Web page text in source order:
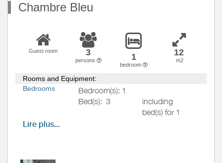
Chambre Bleu
Guest room 3
persons 1
bedroom
12
m2
Rooms and Equipment:
Bedrooms
Bedroom(s): 1
Bed(s): 3
including
bed(s) for 1
Lire plus...